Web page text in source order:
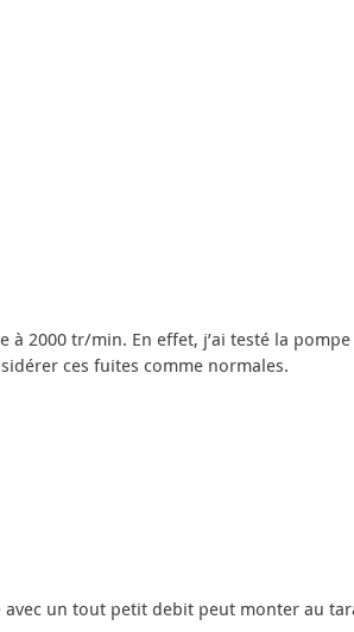
2000 tr/min. En effet, j’ai testé la
ces fuites comme normales.
un tout petit debit peut monter au